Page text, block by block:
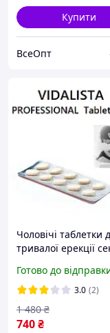
Купити
ВсеОпт
Чоловічі таблетки
тривалої ерекції
збільшення
пеніса, інтимні
Готово до
3.0 (2)
740₴
1 480 ₴